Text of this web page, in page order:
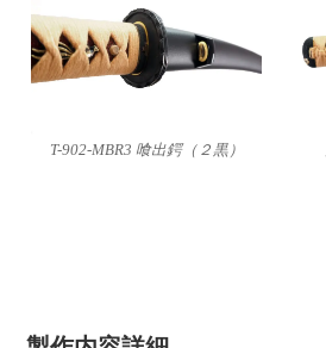
T-902-MBR3 喰出鍔（２黒）